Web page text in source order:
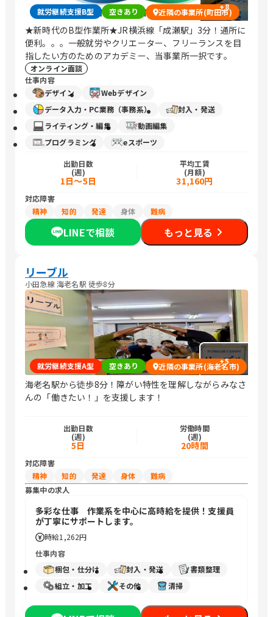
+8
就労継続支援B型 空きあり 近隣の事業所(町田市)
★新時代のB型作業所★JR横浜線「成瀬駅」3分！通所に
便利。。。一般就労やクリエーター、フリーランスを目
指したい方のためのアカデミー、当事業所一択です。
オンライン面談
仕事内容
デザイン
Webデザイン
データ入力・PC業務（事務系）
封入・発送
ライティング・編集
動画編集
プログラミング
eスポーツ
出勤日数
(週)
1日～5日
平均工賃
(月額)
31,160円
対応障害
精神
知的 発達 身体 難病
LINEで相談 もっと見る
リーブル
小田急線 海老名駅 徒歩8分
+5
就労継続支援A型 空きあり 近隣の事業所(海老名市)
海老名駅から徒歩8分！障がい特性を理解しながらみなさ
んの「働きたい！」を支援します！
出勤日数
(週)
5日
労働時間
(週)
20時間
対応障害
精神
知的 発達 身体
難病
募集中の求人
多彩な仕事 作業系を中心に高時給を提供！支援員
が丁寧にサポートします。
時給1,262円
仕事内容
梱包・仕分け
封入・発送
書類整理
組立・加工
その他 清掃